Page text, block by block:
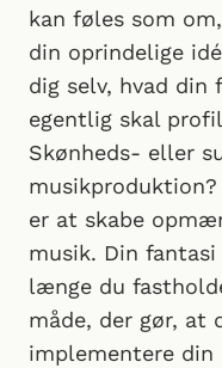
kan føles som
din oprindelige
dig selv, hvad din
egentlig skal
Skønheds- eller
er at skabe
musik. Din
længe du
måde, der gør, at
implementere din